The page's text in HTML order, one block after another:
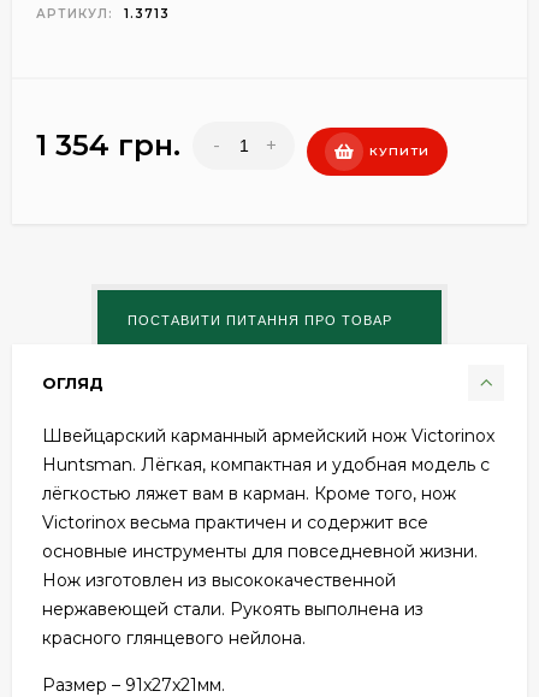
АРТИКУЛ: 1.3713
1 354 грн. - + КУПИТИ
ОГЛЯД
Швейцарский карманный армейский нож Victorinox
Huntsman. Лёгкая, компактная и удобная модель с
лёгкостью ляжет вам в карман. Кроме того, нож
Victorinox весьма практичен и содержит все
основные инструменты для повседневной жизни.
Нож изготовлен из высококачественной
нержавеющей стали. Рукоять выполнена из
красного глянцевого нейлона.
Размер – 91x27x21мм.